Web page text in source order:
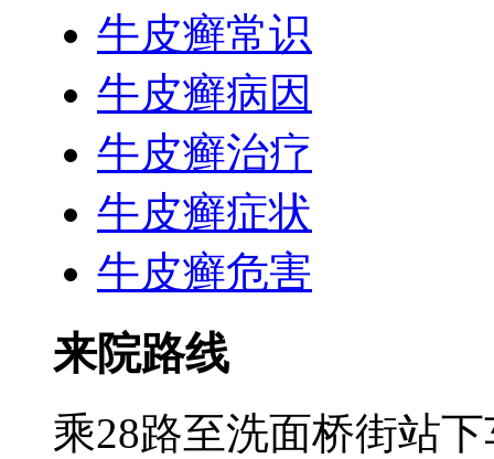
牛皮癣常识
牛皮癣病因
牛皮癣治疗
牛皮癣症状
牛皮癣危害
来院路线
乘28路至洗面桥街站